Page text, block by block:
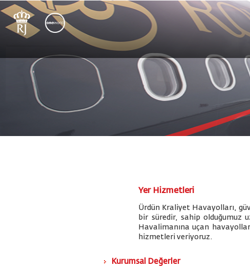
Yer Hizmetleri
Ürdün Kraliyet Havayolları,
bir süredir, sahip olduğumuz
Havalimanına uçan
hizmetleri veriyoruz.
Kurumsal Değerler